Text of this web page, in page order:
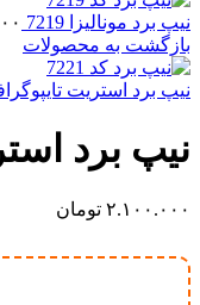
نیپ برد مونالیزا 7219
بازگشت به محصولات
نیپ برد استریت تایپوگرافی
نیپ برد
۲.۱۰۰.۰۰۰ تومان